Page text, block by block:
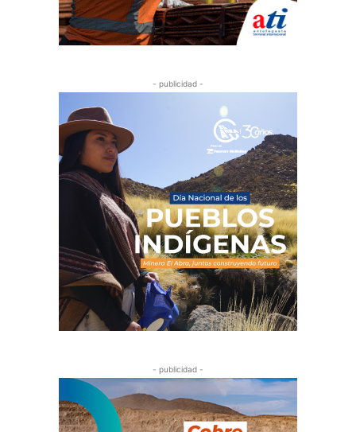
- publicidad -
- publicidad -